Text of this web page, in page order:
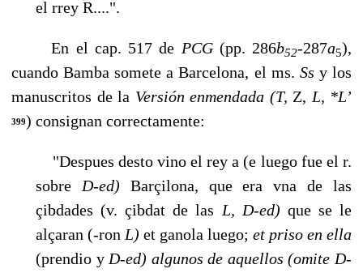
el rrey R....".
En el cap. 517 de PCG (pp. 286b52-287a5),
cuando Bamba somete a Barcelona, el ms. Ss y los
manuscritos de la Versión enmendada (T, Z, L, *L’
399) consignan correctamente:
"Despues desto vino el rey a (e luego fue el r.
sobre D-ed) Barçilona, que era vna de las
çibdades (v. çibdat de las L, D-ed) que se le
alçaran (-ron L) et ga­nola luego; et priso en ella
(prendio y D-ed) algunos de aquellos (omite D-